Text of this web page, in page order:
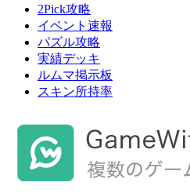
2Pick攻略
イベント速報
パズル攻略
実績デッキ
ルムマ掲示板
スキン所持率